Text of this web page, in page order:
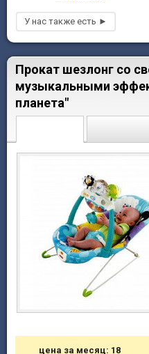
Прокат шезлонг со
музыкальными
планета"
цена за месяц: 18